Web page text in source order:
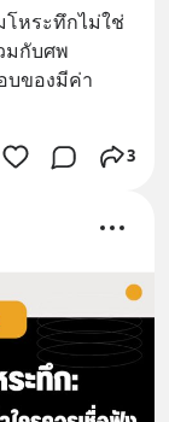
หระทึกไม่ใช่
มกับศพ
บของมีค่า
3